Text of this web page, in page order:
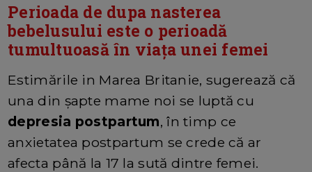
Perioada de dupa nasterea
bebelusului este o perioadă
tumultuoasă în viața unei femei
Estimările in Marea Britanie, sugerează că
una din șapte mame noi se luptă cu
depresia postpartum, în timp ce
anxietatea postpartum se crede că ar
afecta până la 17 la sută dintre femei.